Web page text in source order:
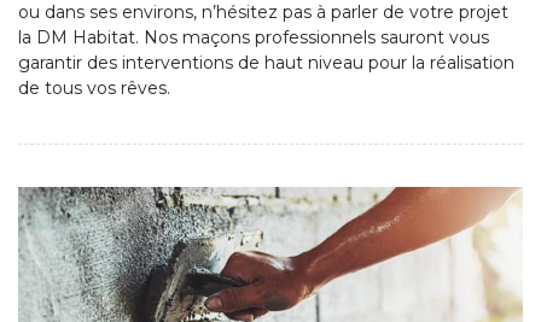
ou dans ses environs, n’hésitez pas à parler de votre projet
la DM Habitat. Nos maçons professionnels sauront vous
garantir des interventions de haut niveau pour la réalisation
de tous vos rêves.